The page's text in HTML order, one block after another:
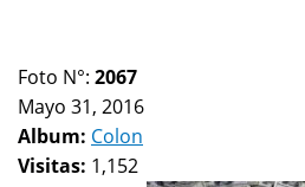
Foto N°: 2067
Mayo 31, 2016
Album: Colon
Visitas: 1,152